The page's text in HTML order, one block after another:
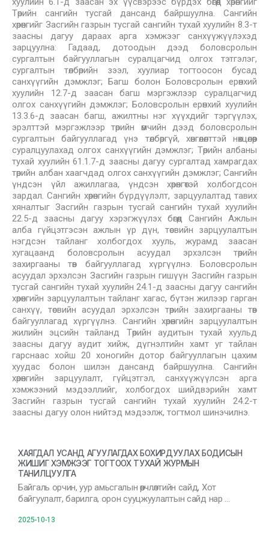
Төрийн сангийн тусгай дансанд байршуулна. Сангийн
хөрөнгийг Засгийн газрын тусгай сангийн тухай хуулийн 8.3-т
заасны дагуу дараах арга хэмжээг санхүүжүүлэхэд
зарцуулна: Гадаад, дотоодын дээд боловсролын
сургалтын байгууллагын суралцагчид олгох тэтгэлэг,
сургалтын төлбөрийн зээл, хуулиар тогтоосон бусад
санхүүгийн дэмжлэг; Багш болон Боловсролын ерөнхий
хуулийн 12.7-д заасан багш мэргэжлээр суралцагчид
олгох санхүүгийн дэмжлэг; Боловсролын ерөнхий хуулийн
13.3.6-д заасан багш, ажилтны нэг хүүхдийг тэргүүлэх,
эрэлттэй мэргэжлээр төрийн өмчийн дээд боловсролын
сургалтын байгууллагад үнэ төлбөргүй, хөнгөлөлттэй нөхцөлөөр
суралцуулахад олгох санхүүгийн дэмжлэг; Төрийн албаны
тухай хуулийн 61.1.7-д заасны дагуу сургалтад хамрагдах
төрийн албан хаагчдад олгох санхүүгийн дэмжлэг; Сангийн
үндсэн үйл ажиллагаа, үндсэн хөрөнгөтэй холбогдсон
зардал. Сангийн хөрөнгийн бүрдүүлэлт, зарцуулалтад тавих
хяналтыг Засгийн газрын тусгай сангийн тухай хуулийн
22.5-д заасны дагуу хэрэгжүүлэх бөгөөд Сангийн Ажлын
алба гүйцэтгэсэн ажлын үр дүн, төсвийн зарцуулалтын
нэгдсэн тайланг холбогдох хууль, журамд заасан
хугацаанд боловсролын асуудал эрхэлсэн төрийн
захиргааны төв байгууллагад хүргүүлнэ. Боловсролын
асуудал эрхэлсэн Засгийн газрын гишүүн Засгийн газрын
тусгай сангийн тухай хуулийн 24.1-д заасны дагуу сангийн
хөрөнгийн зарцуулалтын тайланг хагас, бүтэн жилээр гарган
санхүү, төсвийн асуудал эрхэлсэн төрийн захиргааны төв
байгууллагад хүргүүлнэ. Сангийн хөрөнгийн зарцуулалтын
жилийн эцсийн тайланд Төрийн аудитын тухай хуульд
заасны дагуу аудит хийж, дүгнэлтийн хамт уг тайлан
гарснаас хойш 20 хоногийн дотор байгууллагын цахим
хуудас болон шилэн дансанд байршуулна. Сангийн
хөрөнгийн зарцуулалт, гүйцэтгэл, санхүүжүүлсэн арга
хэмжээний мэдээллийг, холбогдох шийдвэрийн хамт
Засгийн газрын тусгай сангийн тухай хуулийн 24.2-т
заасны дагуу олон нийтэд мэдээлж, тогтмол шинэчилнэ.
ХАЯГДАЛ УСАНД АГУУЛАГДАХ БОХИРДУУЛАХ БОДИСЫН
ЖИШИГ ХЭМЖЭЭГ ТОГТООХ ТУХАЙ ЖУРМЫН
ТАНИЛЦУУЛГА
Байгаль орчин, уур амьсгалын өөрчлөлтийн сайд, Хот
байгуулалт, барилга, орон сууцжуулалтын сайд нар …
2025-10-13